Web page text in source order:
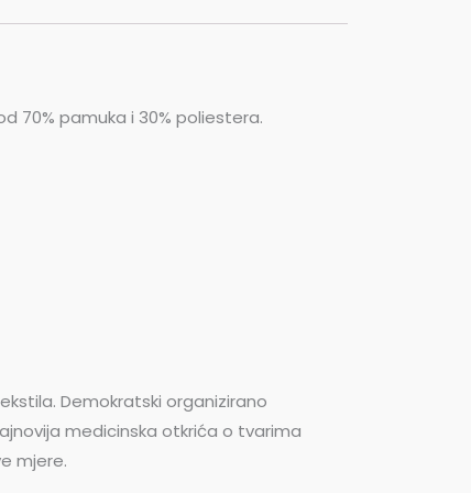
70% pamuka i 30% poliestera.
Demokratski organizirano
medicinska otkrića o tvarima
mjere.